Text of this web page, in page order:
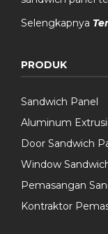
Selengkapnya
PRODUK
Sandwich Panel
Aluminum
Door Sandwich
Window
Pemasangan
Kontraktor